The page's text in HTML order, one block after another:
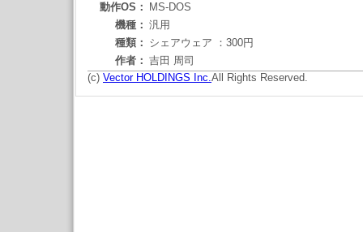
動作OS：
MS-DOS
機種： 汎用
種類： シェアウェア ：300円
作者： 吉田 周司
(c) Vector HOLDINGS Inc.All Rights Reserved.